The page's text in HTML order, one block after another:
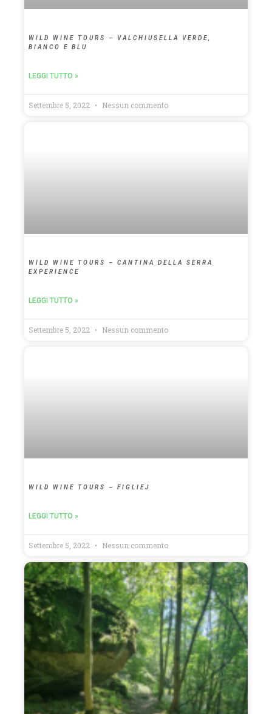
WILD WINE TOURS – VALCHIUSELLA VERDE,
BIANCO E BLU
LEGGI TUTTO »
Settembre 5, 2022 Nessun commento
WILD WINE TOURS – CANTINA DELLA SERRA
EXPERIENCE
LEGGI TUTTO »
Settembre 5, 2022 Nessun commento
WILD WINE TOURS – FIGLIEJ
LEGGI TUTTO »
Settembre 5, 2022 Nessun commento